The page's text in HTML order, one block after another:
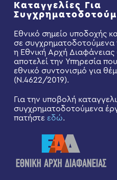
Καταγγελίες Για
Εθνικό σημείο υποδοχής
σε
η Εθνική Αρχή
αποτελεί την Υπηρεσία
εθνικό συντονισμό για
(Ν.4622/2019).
Για την υποβολή
συγχρηματοδοτούμενα
πατήστε εδώ.